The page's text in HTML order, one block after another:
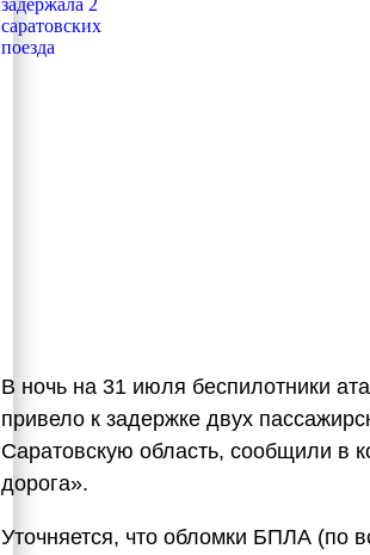
В ночь на 31 июля беспилотники
привело к задержке двух
Саратовскую область, сообщили в
дорога».
Уточняется, что обломки БПЛА (по